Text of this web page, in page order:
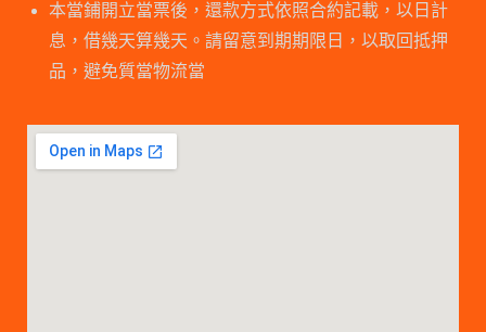
本當鋪開立當票後，還款方式依照合約記載，以日計
息，借幾天算幾天。請留意到期期限日，以取回抵押
品，避免質當物流當